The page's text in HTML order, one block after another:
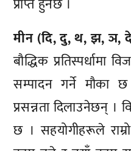
प्राप्त हुनेछ ।
मीन (दि, दु, थ, झ, ञ,
बौद्धिक प्रतिस्पर्धामा
सम्पादन गर्ने मौका
प्रसन्नता दिलाउनेछन् ।
छ । सहयोगीहरूले